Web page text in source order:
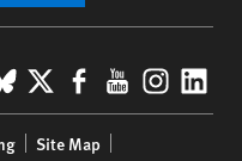
X Facebook
YouTube
Site Map